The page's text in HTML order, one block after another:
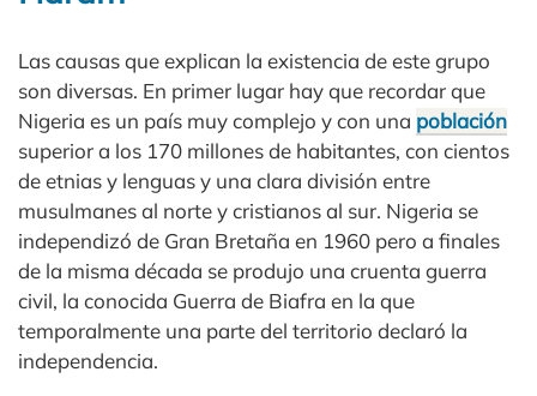
Las causas que explican la existencia de este grupo
son diversas. En primer lugar hay que recordar que
Nigeria es un país muy complejo y con una población
superior a los 170 millones de habitantes, con cientos
de etnias y lenguas y una clara división entre
musulmanes al norte y cristianos al sur. Nigeria se
independizó de Gran Bretaña en 1960 pero a finales
de la misma década se produjo una cruenta guerra
civil, la conocida Guerra de Biafra en la que
temporalmente una parte del territorio declaró la
independencia.